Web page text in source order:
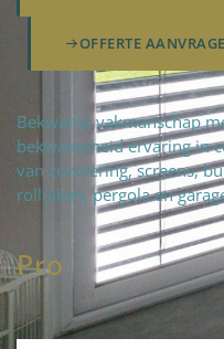
OFFERTE
Bekwame vakmanschap
bekwaamheid ervaring in
van zonwering, screens,
rolluiken, pergola en
Pro fteam|